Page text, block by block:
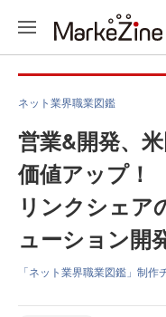
ネット業界職業図鑑
営業&開発、
価値アップ！
リンクシェア
ューション開
「ネット業界職業図鑑」制作